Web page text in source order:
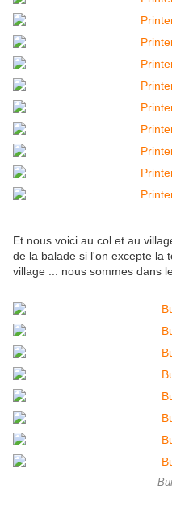
Et nous voici au col et au
de la balade si l'on excepte la
village ... nous sommes dans